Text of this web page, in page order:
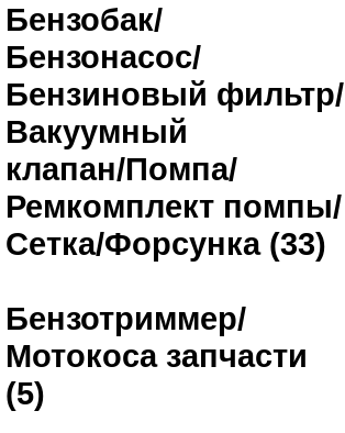
Бензобак/
Бензонасос/
Бензиновый фильтр/
Вакуумный
клапан/Помпа/
Ремкомплект помпы/
Сетка/Форсунка (33)
Бензотриммер/
Мотокоса запчасти
(5)